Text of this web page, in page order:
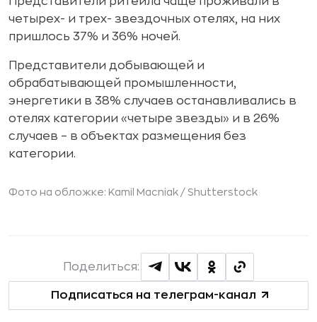
четырех- и трех- звездочных отелях, на них
пришлось 37% и 36% ночей.
Представители добывающей и
обрабатывающей промышленности,
энергетики в 38% случаев останавливались в
отелях категории «четыре звезды» и в 26%
случаев – в объектах размещения без
категории.
Фото на обложке: Kamil Macniak / Shutterstock
Подписаться на телеграм-канал
Поделиться: